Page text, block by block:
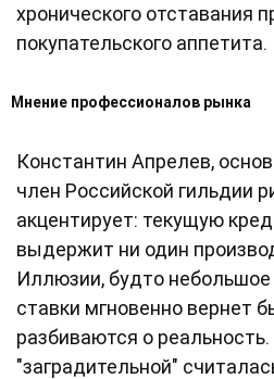
хронического отставания
покупательского аппетита.
Мнение профессионалов рынка
Константин Апрелев,
член Российской гильдии
акцентирует: текущую
выдержит ни один
Иллюзии, будто
ставки мгновенно вернет
разбиваются о реальность.
"заградительной"